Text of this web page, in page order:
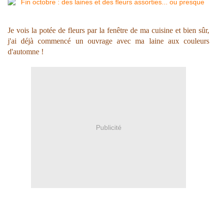
Je vois la potée de fleurs par la fenêtre de ma cuisine et bien sûr,
j'ai déjà commencé un ouvrage avec ma laine aux couleurs
d'automne !
Publicité